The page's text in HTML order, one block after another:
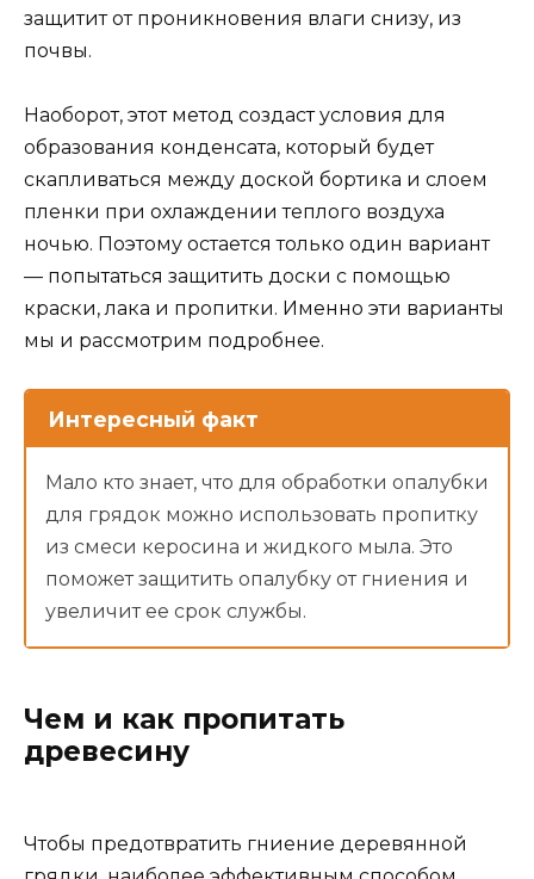
защитит от проникновения влаги снизу, из
почвы.
Наоборот, этот метод создаст условия для
образования конденсата, который будет
скапливаться между доской бортика и слоем
пленки при охлаждении теплого воздуха
ночью. Поэтому остается только один вариант
— попытаться защитить доски с помощью
краски, лака и пропитки. Именно эти варианты
мы и рассмотрим подробнее.
Интересный факт
Мало кто знает, что для обработки опалубки
для грядок можно использовать пропитку
из смеси керосина и жидкого мыла. Это
поможет защитить опалубку от гниения и
увеличит ее срок службы.
Чем и как пропитать
древесину
Чтобы предотвратить гниение деревянной